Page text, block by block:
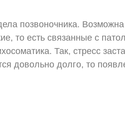
позвоночника.
то есть связанные с
Так, стресс
довольно долго, то